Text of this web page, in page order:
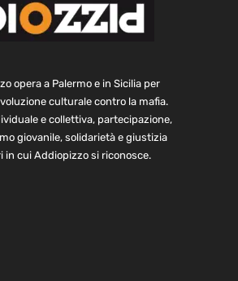
opera a Palermo e in Sicilia per
culturale contro la mafia.
e collettiva, partecipazione,
giovanile, solidarietà e giustizia
in cui Addiopizzo si riconosce.